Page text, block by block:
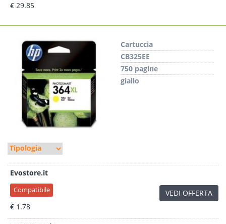
€ 29.85
Cartuccia
CB325EE
750 pagine
giallo
Evostore.it
Compatibile
€ 1.78
VEDI OFFERTA